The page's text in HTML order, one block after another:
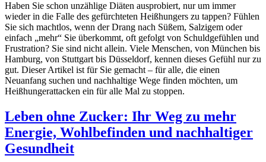
Haben Sie schon unzählige Diäten ausprobiert, nur um immer
wieder in die Falle des gefürchteten Heißhungers zu tappen? Fühlen
Sie sich machtlos, wenn der Drang nach Süßem, Salzigem oder
einfach „mehr“ Sie überkommt, oft gefolgt von Schuldgefühlen und
Frustration? Sie sind nicht allein. Viele Menschen, von München bis
Hamburg, von Stuttgart bis Düsseldorf, kennen dieses Gefühl nur zu
gut. Dieser Artikel ist für Sie gemacht – für alle, die einen
Neuanfang suchen und nachhaltige Wege finden möchten, um
Heißhungerattacken ein für alle Mal zu stoppen.
Leben ohne Zucker: Ihr Weg zu mehr
Energie, Wohlbefinden und nachhaltiger
Gesundheit